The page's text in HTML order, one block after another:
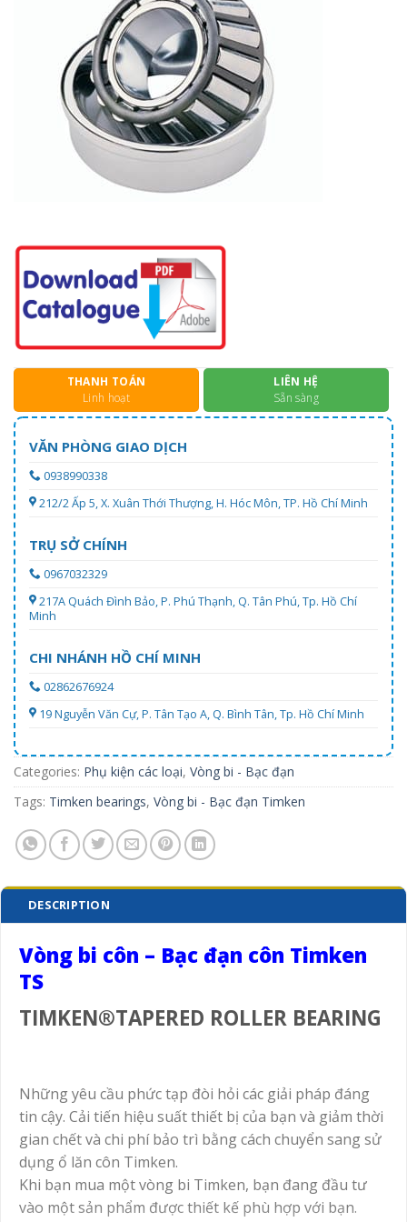
THANH TOÁN
Linh hoạt
LIÊN HỆ
Sẵn sàng
VĂN PHÒNG GIAO DỊCH
0938990338
212/2 Ấp 5, X. Xuân Thới Thượng, H. Hóc Môn, TP. Hồ Chí Minh
TRỤ SỞ CHÍNH
0967032329
217A Quách Đình Bảo, P. Phú Thạnh, Q. Tân Phú, Tp. Hồ Chí
Minh
CHI NHÁNH HỒ CHÍ MINH
02862676924
19 Nguyễn Văn Cự, P. Tân Tạo A, Q. Bình Tân, Tp. Hồ Chí Minh
Categories: Phụ kiện các loại, Vòng bi - Bạc đạn
Tags: Timken bearings, Vòng bi - Bạc đạn Timken
DESCRIPTION
Vòng bi côn – Bạc đạn côn Timken
TS
TIMKEN®TAPERED ROLLER BEARING
Những yêu cầu phức tạp đòi hỏi các giải pháp đáng
tin cậy. Cải tiến hiệu suất thiết bị của bạn và giảm thời
gian chết và chi phí bảo trì bằng cách chuyển sang sử
dụng ổ lăn côn Timken.
Khi bạn mua một vòng bi Timken, bạn đang đầu tư
vào một sản phẩm được thiết kế phù hợp với bạn.